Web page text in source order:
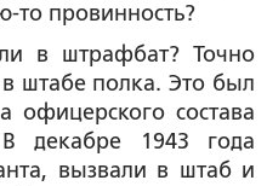
то провинность?
в штрафбат? Точно
штабе полка. Это был
офицерского состава
В декабре 1943 года
вызвали в штаб и